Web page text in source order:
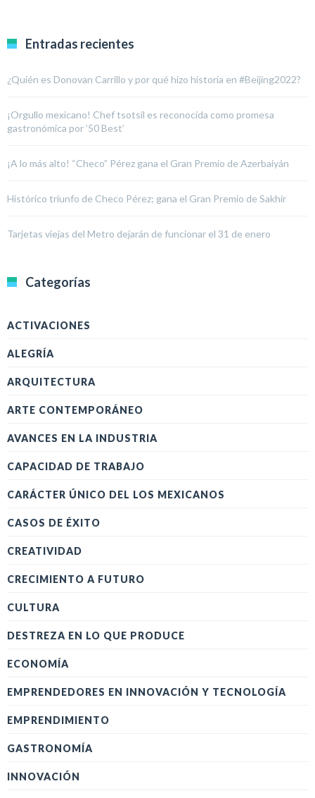
Entradas recientes
¿Quién es Donovan Carrillo y por qué hizo historia en #Beijing2022?
¡Orgullo mexicano! Chef tsotsil es reconocida como promesa
gastronómica por ’50 Best’
¡A lo más alto! “Checo” Pérez gana el Gran Premio de Azerbaiyán
Histórico triunfo de Checo Pérez; gana el Gran Premio de Sakhir
Tarjetas viejas del Metro dejarán de funcionar el 31 de enero
Categorías
ACTIVACIONES
ALEGRÍA
ARQUITECTURA
ARTE CONTEMPORÁNEO
AVANCES EN LA INDUSTRIA
CAPACIDAD DE TRABAJO
CARÁCTER ÚNICO DEL LOS MEXICANOS
CASOS DE ÉXITO
CREATIVIDAD
CRECIMIENTO A FUTURO
CULTURA
DESTREZA EN LO QUE PRODUCE
ECONOMÍA
EMPRENDEDORES EN INNOVACIÓN Y TECNOLOGÍA
EMPRENDIMIENTO
GASTRONOMÍA
INNOVACIÓN